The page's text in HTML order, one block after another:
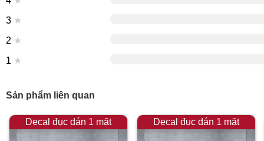
3 ★
2 ★
1 ★
Sản phẩm liên quan
Decal đục dán 1 mặt Decal đục dán 1 mặt